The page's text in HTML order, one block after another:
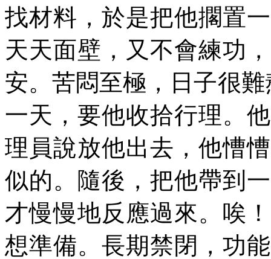
找材料，於是把他擱置
天天面壁，又不會練功
安。苦悶至極，日子很
一天，要他收拾行理。
理員說放他出去，他慒
似的。隨後，把他帶到
才慢慢地反應過來。唉
想準備。長期禁閉，功